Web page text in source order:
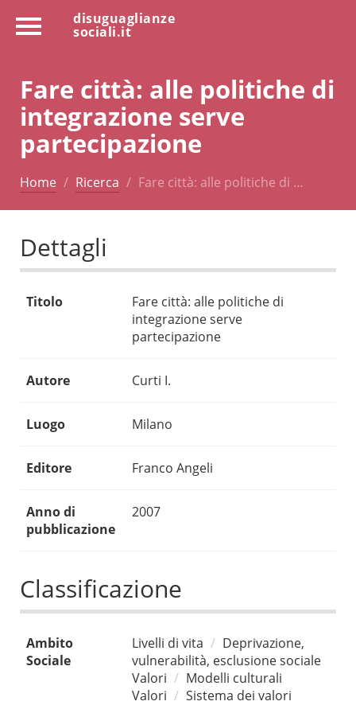
disuguaglianze
sociali.it
Fare città: alle politiche di
integrazione serve
partecipazione
Home Ricerca Fare città: alle politiche di …
Dettagli
Titolo
Fare città: alle politiche di
integrazione serve
partecipazione
Autore Curti I.
Luogo Milano
Editore Franco Angeli
Anno di
pubblicazione
2007
Classificazione
Ambito
Sociale
Livelli di vita
Deprivazione,
vulnerabilità, esclusione sociale
Valori
Modelli culturali
Valori
Sistema dei valori